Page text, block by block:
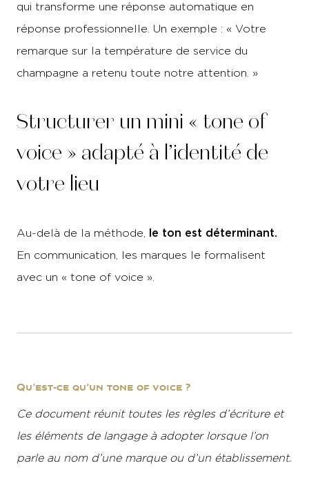
qui transforme une réponse automatique en
réponse professionnelle. Un exemple : « Votre
remarque sur la température de service du
champagne a retenu toute notre attention. »
Structurer un mini « tone of
voice » adapté à l’identité de
votre lieu
Au-delà de la méthode, le ton est déterminant.
En communication, les marques le formalisent
avec un « tone of voice ».
Qu’est-ce qu’un tone of voice ?
Ce document réunit toutes les règles d’écriture et
les éléments de langage à adopter lorsque l’on
parle au nom d’une marque ou d’un établissement.